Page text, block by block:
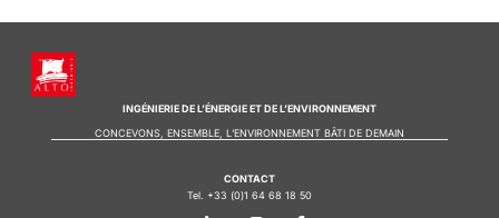
INGÉNIERIE DE L’ÉNERGIE ET DE L’ENVIRONNEMENT
CONCEVONS, ENSEMBLE, L’ENVIRONNEMENT BÂTI DE DEMAIN
CONTACT
Tel. +33 (0)1 64 68 18 50